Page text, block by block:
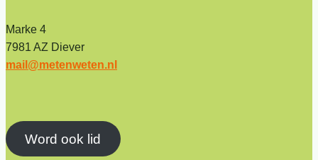
Marke 4
7981 AZ Diever
mail@metenweten.nl
Word ook lid